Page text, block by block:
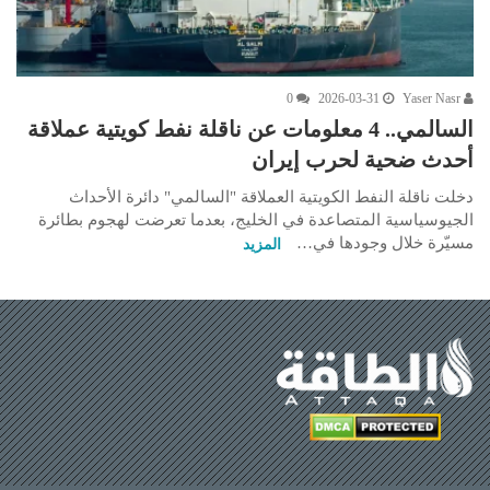
2026-03-31
0
السالمي.. 4 معلومات عن ناقلة نفط كويتية عملاقة
أحدث ضحية لحرب إيران
دخلت ناقلة النفط الكويتية العملاقة "السالمي" دائرة الأحداث
الجيوسياسية المتصاعدة في الخليج، بعدما تعرضت لهجوم بطائرة
مسيّرة خلال وجودها في…
المزيد